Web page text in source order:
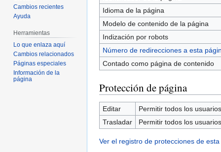
Idioma de la página
Modelo de contenido de la página
Indización por robots
Número de redirecciones a esta
Contado como página de contenido
Protección de página
Editar
Permitir todos los
Trasladar
Permitir todos los
Ver el registro de protecciones de
Cambios recientes
Ayuda
Herramientas
Lo que enlaza aquí
Cambios relacionados
Páginas especiales
Información de la
página